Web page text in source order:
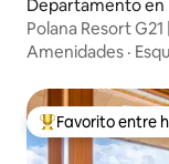
Departamento en
Polana Resort
Amenidades ·
De los mejores
Favorito entre